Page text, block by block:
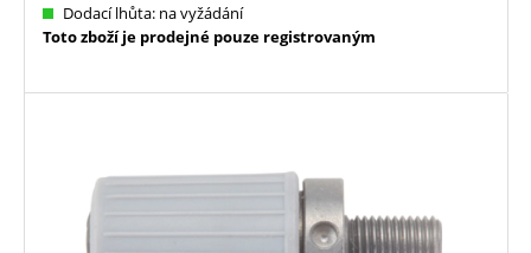
Dodací lhůta: na vyžádání
Toto zboží je prodejné pouze registrovaným